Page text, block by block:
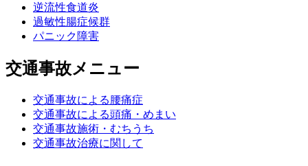
逆流性食道炎
過敏性腸症候群
パニック障害
交通事故メニュー
交通事故による腰痛症
交通事故による頭痛・めまい
交通事故施術・むちうち
交通事故治療に関して